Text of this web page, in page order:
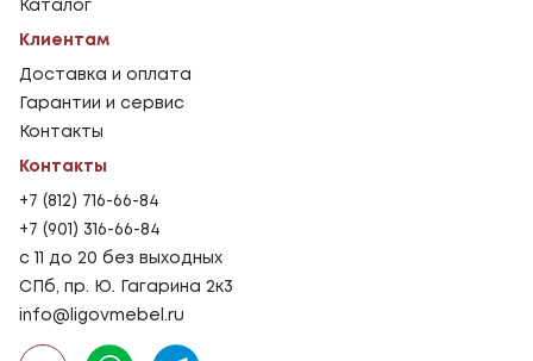
Каталог
Клиентам
Доставка и оплата
Гарантии и сервис
Контакты
Контакты
+7 (812) 716-66-84
+7 (901) 316-66-84
с 11 до 20 без выходных
СПб, пр. Ю. Гагарина 2к3
info@ligovmebel.ru